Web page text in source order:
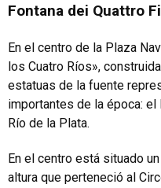
Fontana dei Quattro
En el centro de la Plaza
los Cuatro Ríos»,
estatuas de la fuente
importantes de la época: el
Río de la Plata.
En el centro está situado un
altura que perteneció al